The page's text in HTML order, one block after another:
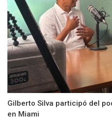
Gilberto Silva participó del
en Miami